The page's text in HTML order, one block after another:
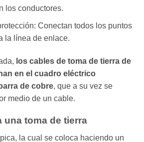
los conductores.
Conectan todos los puntos
la línea de enlace.
los cables de toma de tierra de
en el cuadro eléctrico
de cobre, que a su vez se
medio de un cable.
una toma de tierra
la cual se coloca haciendo un